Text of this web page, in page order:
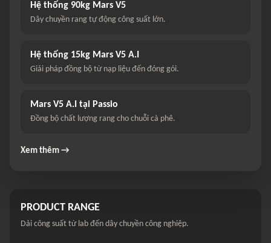
Hệ thống 90kg Mars V5
Dây chuyền rang tự động công suất lớn.
Hệ thống 15kg Mars V5 A.I
Giải pháp đồng bộ từ nạp liệu đến đóng gói.
Mars V5 A.I tại Passio
Đồng bộ chất lượng rang cho chuỗi cà phê.
Xem thêm →
PRODUCT RANGE
Dải công suất từ lab đến dây chuyền công nghiệp.